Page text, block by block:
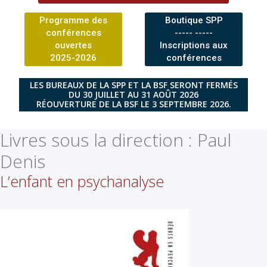
Programme des
conférences
ouvertes
2025-2026
Boutique SPP
----- -----
Inscriptions aux
conférences
LES BUREAUX DE LA SPP ET LA BSF SERONT FERMÉS
DU 30 JUILLET AU 31 AOÛT 2026
RÉOUVERTURE DE LA BSF LE 3 SEPTEMBRE 2026.
Livres sous la direction : Paul
Denis
L’enfant en psychanalyse